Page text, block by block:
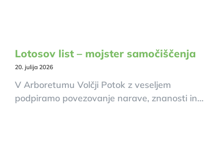
Lotosov list – mojster samočiščenja
20. julija 2026
V Arboretumu Volčji Potok z veseljem
podpiramo povezovanje narave, znanosti in…